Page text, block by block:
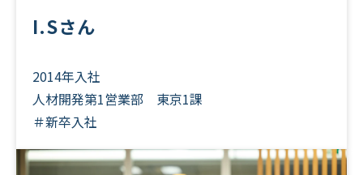
I.Sさん
2014年入社
人材開発第1営業部 東京1課
＃新卒入社